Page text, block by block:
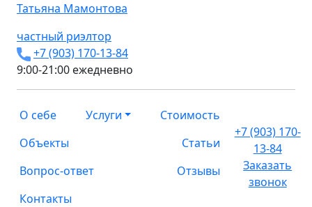
Татьяна Мамонтова
частный риэлтор
+7 (903) 170-13-84
9:00-21:00 ежедневно
О себе Услуги
Стоимость
Объекты
Статьи
Вопрос-ответ
Отзывы
Контакты
+7 (903) 170-
13-84
Заказать
звонок